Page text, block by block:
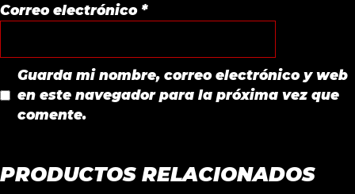
Correo electrónico *
Guarda mi nombre, correo electrónico y web
en este navegador para la próxima vez que
comente.
PRODUCTOS RELACIONADOS